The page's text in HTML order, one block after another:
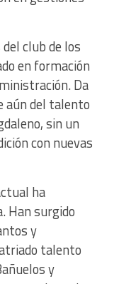
club de los
en formación
Da
aún del talento
sin un
con nuevas
ha
Han surgido
y
talento
y